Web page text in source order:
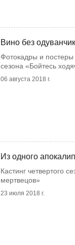
Вино без
Фотокадры и постеры
сезона «Бойтесь
06 августа 2018 г.
Из одного
Кастинг четвертого
мертвецов»
23 июля 2018 г.